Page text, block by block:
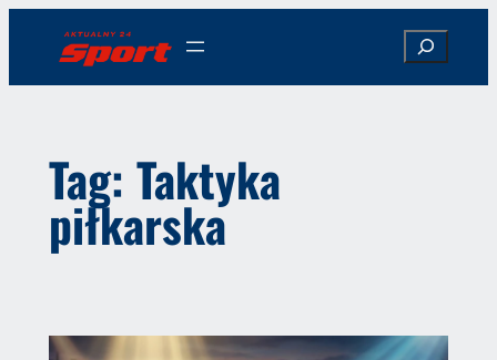
treści
Search
Tag: Taktyka
piłkarska